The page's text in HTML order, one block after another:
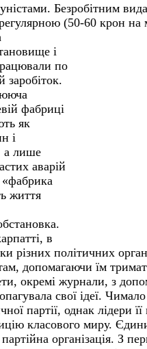
Безробітним
(50-60 крон на
і
по
заробіток.
фабриці
як
і
а лише
аварій
«фабрика
життя
в
різних по­літичних
допомагаючи їм
окремі журнали, з
свої ідеї.
партії, однак лідери
класо­вого миру.
організація. З